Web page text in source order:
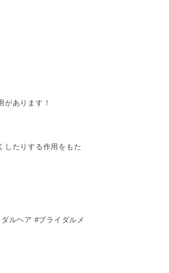
あります！
したりする作用をもた
ルヘア #ブライダルメ